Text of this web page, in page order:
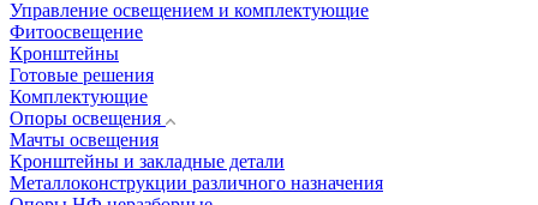
Управление освещением и комплектующие
Фитоосвещение
Кронштейны
Готовые решения
Комплектующие
Опоры освещения
Мачты освещения
Кронштейны и закладные детали
Металлоконструкции различного назначения